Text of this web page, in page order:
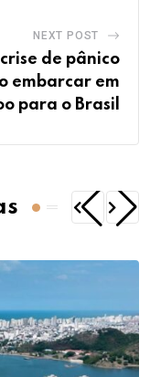
NEXT POST
de pânico
embarcar em
para o Brasil